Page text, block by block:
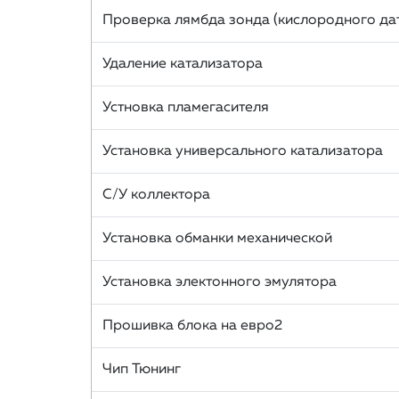
Проверка лямбда зонда (кислородного
Удаление катализатора
Устновка пламегасителя
Установка универсального катализатора
С/У коллектора
Установка обманки механической
Установка электонного эмулятора
Прошивка блока на евро2
Чип Тюнинг